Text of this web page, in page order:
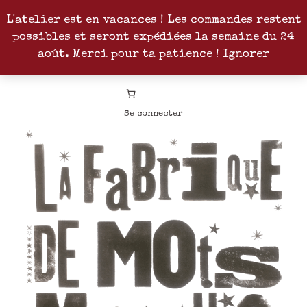
L'atelier est en vacances ! Les commandes restent
possibles et seront expédiées la semaine du 24
août. Merci pour ta patience ! Ignorer
InstagramPinterest Patreon
Se connecter